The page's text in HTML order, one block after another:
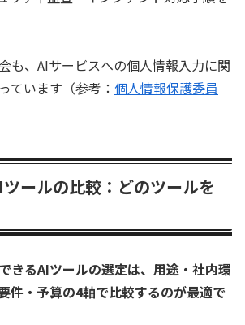
も、AIサービスへの個人情報入力に関
ています（参考： 個人情報保護委員
ールの比較：どのツールを
きるAIツールの選定は、用途・社内環
件・予算の4軸で比較するのが最適で